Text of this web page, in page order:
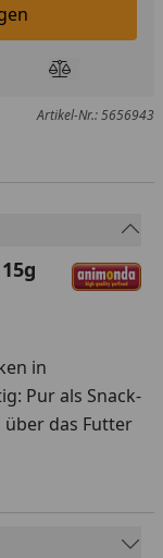
legen
Produkt
Artikel-Nr.: 5656943
in
Pur als Snack-
über das Futter